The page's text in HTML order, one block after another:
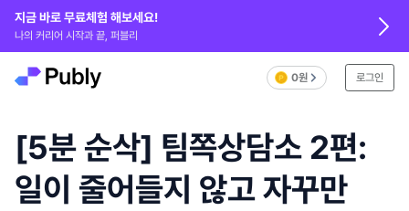
지금 바로 무료체험 해보세요!
나의 커리어 시작과 끝, 퍼블리
0원 로그인
[5분 순삭] 팀쪽상담소 2편:
일이 줄어들지 않고 자꾸만